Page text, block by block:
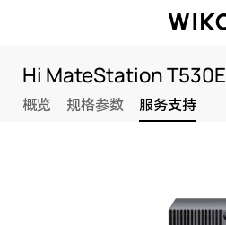
Hi MateStation T530E
概览 规格参数 服务支持